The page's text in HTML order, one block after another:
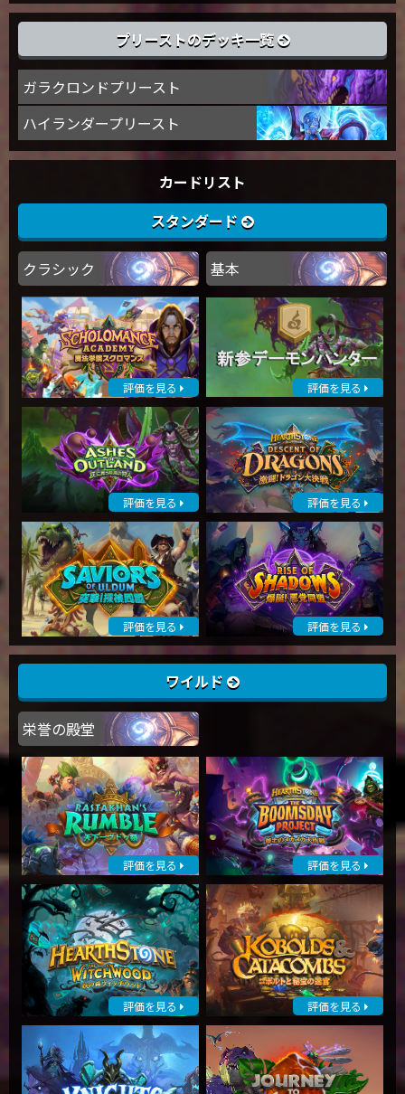
プリーストのデッキ一覧
ガラクロンドプリースト
ハイランダープリースト
カードリスト
スタンダード
クラシック 基本
評価を見る 評価を見る
評価を見る 評価を見る
評価を見る 評価を見る
ワイルド
栄誉の殿堂
評価を見る 評価を見る
評価を見る 評価を見る